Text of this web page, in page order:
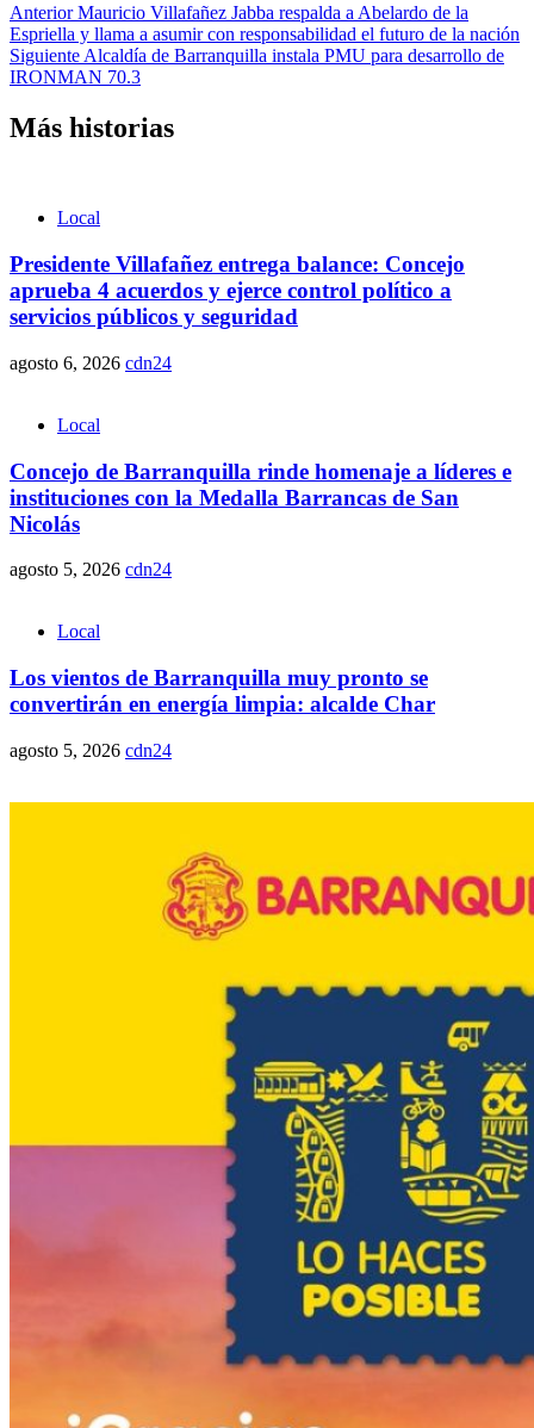
AnteriorMauricio Villafañez Jabba respalda a Abelardo de la
Espriella y llama a asumir con responsabilidad el futuro de la nación
Siguiente Alcaldía de Barranquilla instala PMU para desarrollo de
IRONMAN 70.3
Más historias
Local
Presidente Villafañez entrega balance: Concejo
aprueba 4 acuerdos y ejerce control político a
servicios públicos y seguridad
agosto 6, 2026 cdn24
Local
Concejo de Barranquilla rinde homenaje a líderes e
instituciones con la Medalla Barrancas de San
Nicolás
agosto 5, 2026 cdn24
Local
Los vientos de Barranquilla muy pronto se
convertirán en energía limpia: alcalde Char
agosto 5, 2026 cdn24